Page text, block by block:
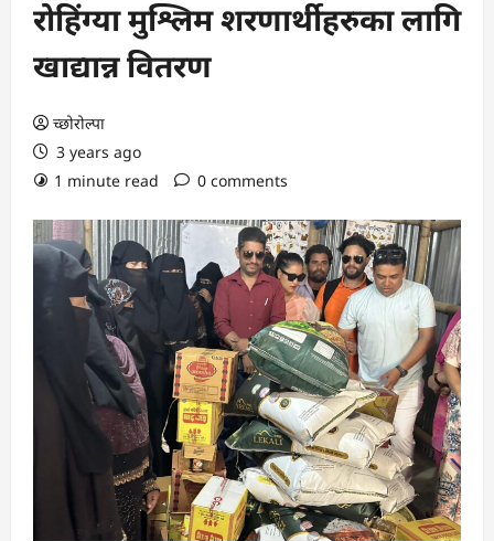
रोहिंग्या मुश्लिम शरणार्थीहरुका लागि
खाद्यान्न वितरण
च्छोरोल्पा
3 years ago
1 minute read
0 comments